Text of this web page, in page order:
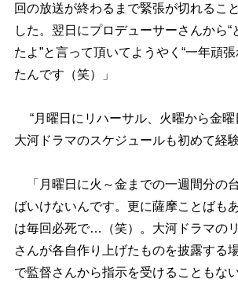
回の放送が終わるまで緊張が切れるこ
した。翌日にプロデューサーさんから“
たよ”と言って頂いてようやく“一年頑張
たんです（笑）」
“月曜日にリハーサル、火曜から金曜
大河ドラマのスケジュールも初めて経験
「月曜日に火～金までの一週間分の
ばいけないんです。更に薩摩ことばも
は毎回必死で…（笑）。大河ドラマの
さんが各自作り上げたものを披露する
で監督さんから指示を受けることもな